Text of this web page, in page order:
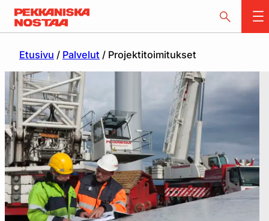
Etusivu / Palvelut / Projektitoimitukset